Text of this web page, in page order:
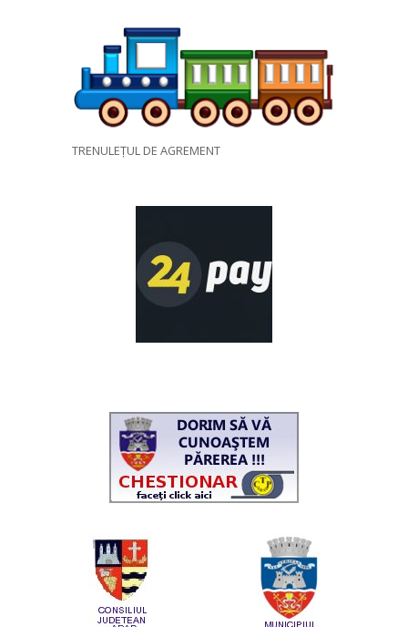
TRENULEȚUL DE AGREMENT